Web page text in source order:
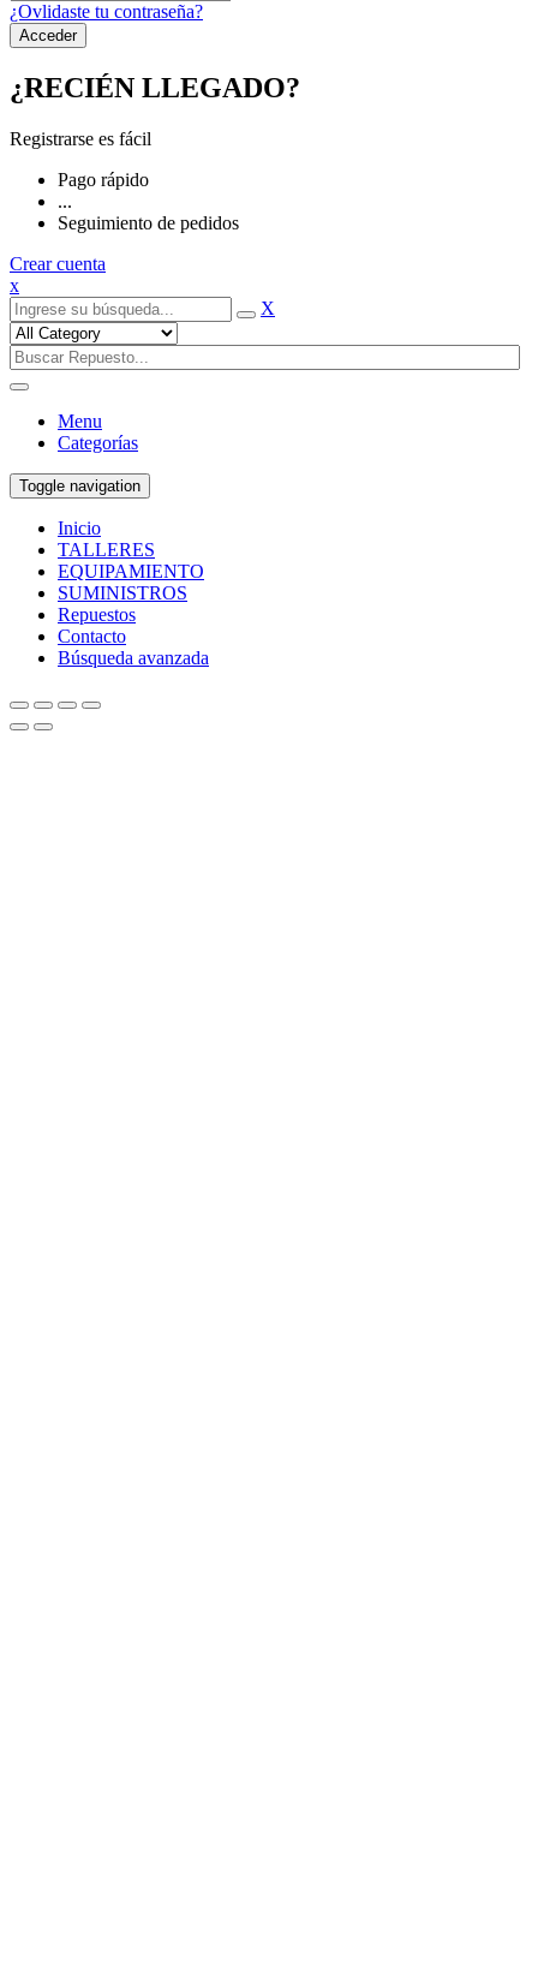
¿Ovlidaste tu contraseña?
¿RECIÉN LLEGADO?
Registrarse es fácil
Pago rápido
...
Seguimiento de pedidos
Crear cuenta
x
X
Menu
Categorías
Toggle navigation
Inicio
TALLERES
EQUIPAMIENTO
SUMINISTROS
Repuestos
Contacto
Búsqueda avanzada